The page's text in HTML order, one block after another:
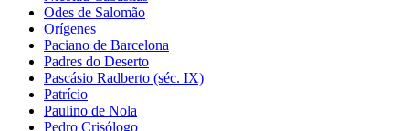
Odes de Salomão
Orígenes
Paciano de Barcelona
Padres do Deserto
Pascásio Radberto (séc. IX)
Patrício
Paulino de Nola
Pedro Crisólogo